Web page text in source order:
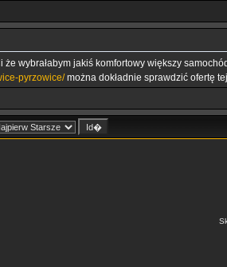
wybrałabym jakiś komfortowy większy
pyrzowice/można dokładnie sprawdzić ofertę